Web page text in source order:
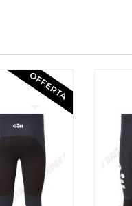
OFFERTA